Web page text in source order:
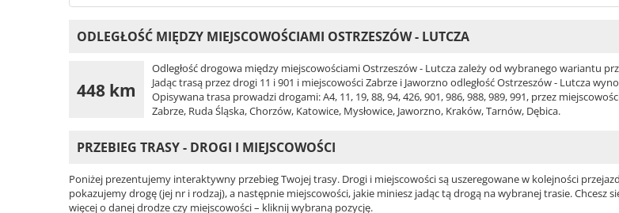
ODLEGŁOŚĆ MIĘDZY MIEJSCOWOŚCIAMI OSTRZESZÓW - LUTCZA
448 km
Odległość drogowa między miejscowościami Ostrzeszów - Lutcza zależy od wybranego wariantu
Jadąc trasą przez drogi 11 i 901 i miejscowości Zabrze i Jaworzno odległość Ostrzeszów - Lutcza
Opisywana trasa prowadzi drogami: A4, 11, 19, 88, 94, 426, 901, 986, 988, 989, 991, przez
Zabrze, Ruda Śląska, Chorzów, Katowice, Mysłowice, Jaworzno, Kraków, Tarnów, Dębica.
PRZEBIEG TRASY - DROGI I MIEJSCOWOŚCI
Poniżej prezentujemy interaktywny przebieg Twojej trasy. Drogi i miejscowości są uszeregowane w kolejności
pokazujemy drogę (jej nr i rodzaj), a następnie miejscowości, jakie miniesz jadąc tą drogą na wybranej trasie. Chcesz
więcej o danej drodze czy miejscowości – kliknij wybraną pozycję.